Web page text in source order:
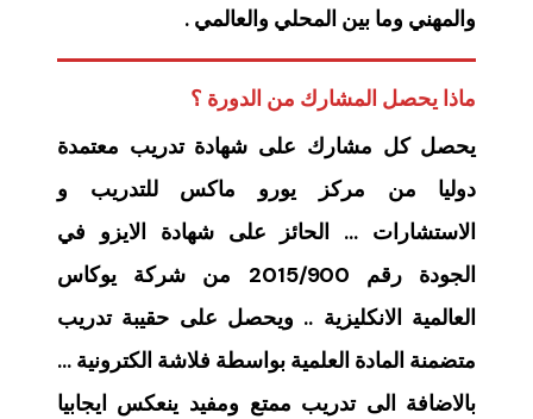
والمهني وما بين المحلي والعالمي .
ماذا يحصل المشارك من الدورة ؟
يحصل كل مشارك على شهادة تدريب معتمدة
دوليا من مركز يورو ماكس للتدريب و
الاستشارات … الحائز على شهادة الايزو في
الجودة رقم 2015/900 من شركة يوكاس
العالمية الانكليزية .. ويحصل على حقيبة تدريب
متضمنة المادة العلمية بواسطة فلاشة الكترونية …
بالاضافة الى تدريب ممتع ومفيد ينعكس ايجابيا